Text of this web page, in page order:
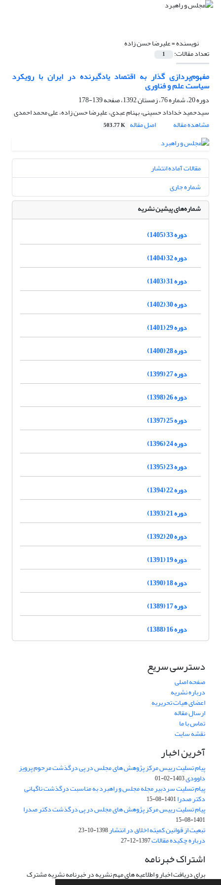
نویسنده =علیرضا حسن زاده
تعداد مقالات: 1
مفهوم‌پردازی گذار به اقتصاد یادگیرنده در ایران با رویکرد
سیاست علم و فناوری
دوره 20، شماره 76، زمستان 1392، صفحه
139-178
سیدحمید خداداد حسینی، بهنام عبدی، علیرضا حسن زاده، علی محمد احمدی
مشاهده مقاله
اصل مقاله 503.77 K
مقالات آماده انتشار
شماره جاری
شماره‌های پیشین نشریه
دوره 33 (1405)
دوره 32 (1404)
دوره 31 (1403)
دوره 30 (1402)
دوره 29 (1401)
دوره 28 (1400)
دوره 27 (1399)
دوره 26 (1398)
دوره 25 (1397)
دوره 24 (1396)
دوره 23 (1395)
دوره 22 (1394)
دوره 21 (1393)
دوره 20 (1392)
دوره 19 (1391)
دوره 18 (1390)
دوره 17 (1389)
دوره 16 (1388)
دسترسی سریع
صفحه اصلی
درباره نشریه
اعضای هیات تحریریه
ارسال مقاله
تماس با ما
نقشه سایت
آخرین اخبار
پیام تسلیت رییس مرکز پژوهش های مجلس در پی درگذشت مرحوم پرویز
داوودی1403-02-01
پیام تسلیت سردبیر مجله مجلس و راهبرد به مناسبت درگذشت ناگهانی
دکتر صدرا1401-08-15
پیام تسلیت رییس مرکز پژوهش های مجلس در پی درگذشت دکتر صدرا
1401-08-15
تبعیت از قوانین کمیته اخلاق در انتشار1398-10-23
درباره چکیده مقالات1397-12-27
اشتراک خبرنامه
برای دریافت اخبار و اطلاعیه های مهم نشریه در خبرنامه نشریه مشترک